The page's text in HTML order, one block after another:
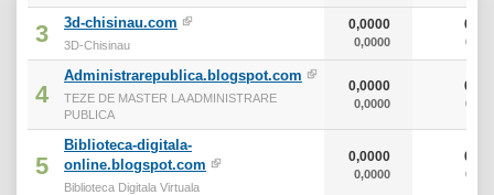
3 3d-chisinau.com
3D-Chisinau
0,0000
0,0000
0
0
4
Administrarepublica.blogspot.com
TEZE DE MASTER LA ADMINISTRARE
PUBLICA
0,0000
0,0000
0
0
5
Biblioteca-digitala-
online.blogspot.com
Biblioteca Digitala Virtuala
0,0000
0,0000
0
0